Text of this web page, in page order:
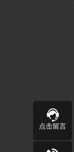
点击留言